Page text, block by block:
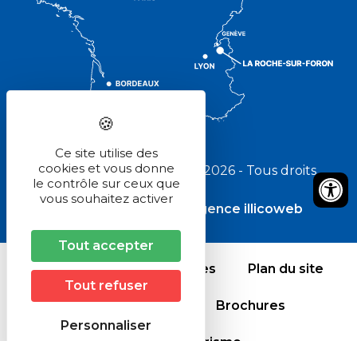
Pays Rochois Tourisme © 2026 - Tous droits
réservés
par l'agence illicoweb
Crédits et mentions légales Plan du site
Comment venir ? Brochures
Ce site utilise des
cookies et vous donne
le contrôle sur ceux que
vous souhaitez activer
Tout accepter
Tout refuser
Personnaliser